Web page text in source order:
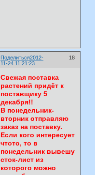
Поделиться 18
2012-
11-24 11:21:23
Свежая поставка
растений придёт к
поставщику 5
декабря!!
В понедельник-
вторник отправляю
заказ на поставку.
Если кого интересует
чтото, то в
понедельник вывешу
сток-лист из
которого можно